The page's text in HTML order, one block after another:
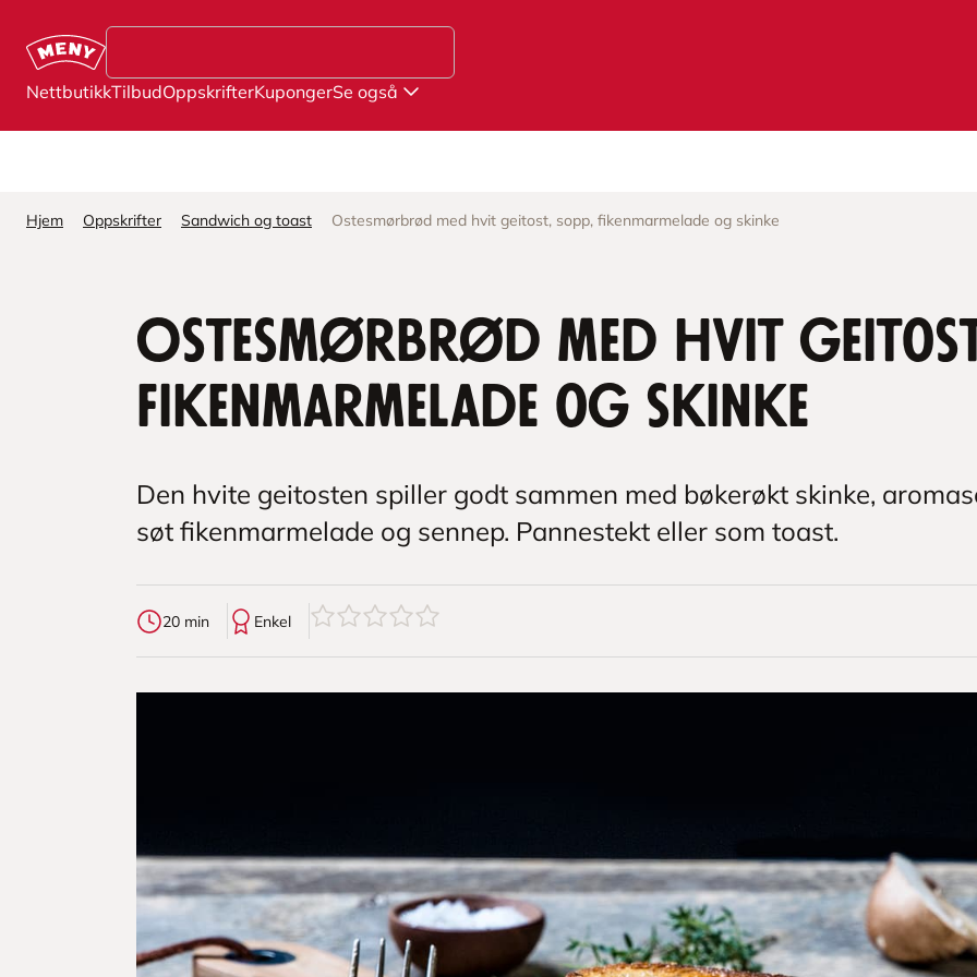
NettbutikkTilbudOppskrifterKupongerSe også
Hjem Oppskrifter Sandwich og toast Ostesmørbrød med hvit geitost, sopp, fikenmarmelade og skinke
Ostesmørbrød med hvit
fikenmarmelade og skinke
Den hvite geitosten spiller godt sammen med bøkerøkt skinke,
søt fikenmarmelade og sennep. Pannestekt eller som toast.
20 min Enkel 0av5stjerner